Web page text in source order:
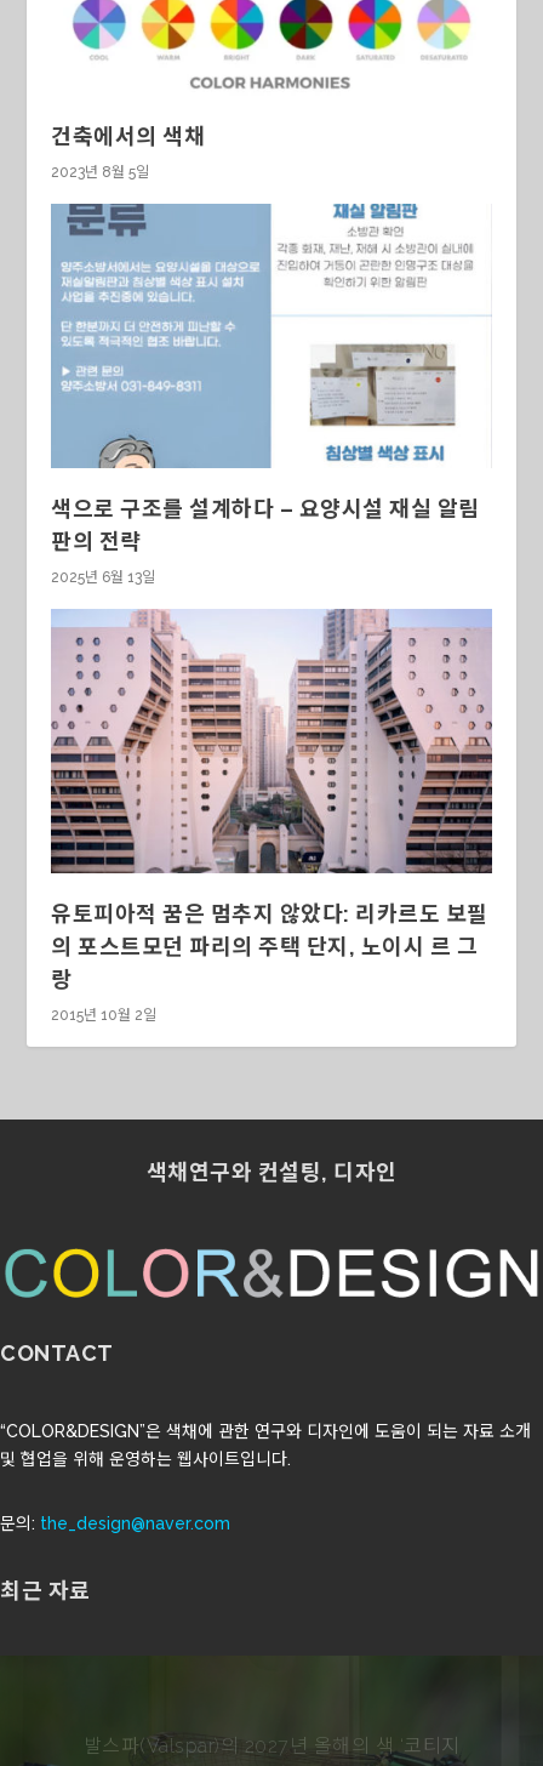
건축에서의 색채
2023년 8월 5일
색으로 구조를 설계하다 – 요양시설 재실 알림
판의 전략
2025년 6월 13일
유토피아적 꿈은 멈추지 않았다: 리카르도 보필
의 포스트모던 파리의 주택 단지, 노이시 르 그
랑
2015년 10월 2일
색채연구와 컨설팅, 디자인
CONTACT
“COLOR&DESIGN”은 색채에 관한 연구와 디자인에 도움이 되는 자료 소개
및 협업을 위해 운영하는 웹사이트입니다.
문의: the_design@naver.com
최근 자료
실잠자리의 구조색